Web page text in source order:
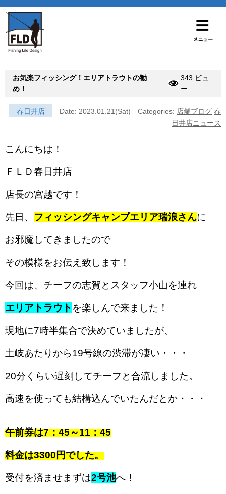
お気楽フィッシング！エリアトラウトの勧
め！
343 ビュ
ー
春日井店 Date: 2023.01.21(Sat) Categories: 店舗ブログ 春
日井店ニュース
こんにちは！
ＦＬＤ春日井店
店長の宮越です！
先日、 フィッシングキャンプエリア瑞浪さんに
お邪魔してきましたので
その模様をお伝え致します！
今回は、チーフの志賀とスタッフ小山を連れ
エリアトラウト を楽しんで来ました！
現地に7時半集合で決めていましたが、
土岐あたりから19号線の渋滞が凄い・・・
20分くらい遅刻してチーフと合流しました。
高速を使っても結構込んでいたんだとか・・・
午前券は7：45～11：45
料金は3300円でした。
受付を済ませまずは2号池へ！